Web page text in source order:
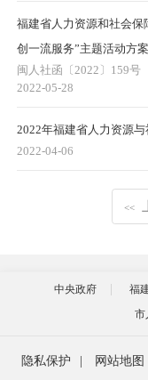
福建省人力资源和社会保
创一流服务”主题活动方
闽人社函〔2022〕159号
2022-05-28
2022年福建省人力资源
2022-04-06
<<
中央政府 福
市
隐私保护 网站地图